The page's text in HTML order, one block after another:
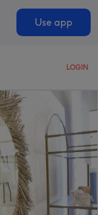
Use app
LOGIN